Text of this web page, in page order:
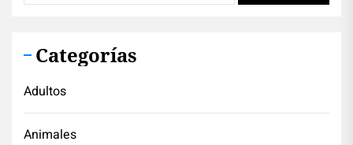
Categorías
Adultos
Animales